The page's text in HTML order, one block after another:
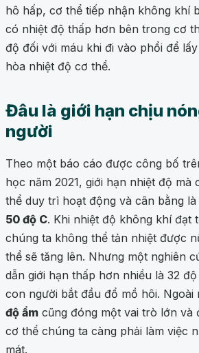
hô hấp, cơ thể tiếp nhận không khí
có nhiệt độ thấp hơn bên trong cơ
độ đối với máu khi đi vào phổi để
hòa nhiệt độ cơ thể.
Đâu là giới hạn chịu
người
Theo một báo cáo được công bố
học năm 2021, giới hạn nhiệt độ mà
thể duy trì hoạt động và cân bằng
50 độ C. Khi nhiệt độ không khí đạt
chúng ta không thể tản nhiệt được
thể sẽ tăng lên. Nhưng một nghiên
dẫn giới hạn thấp hơn nhiều là 32
con người bắt đầu đổ mồ hôi. Ngoài
độ ẩm cũng đóng một vai trò lớn và
cơ thể chúng ta càng phải làm việc
mát.